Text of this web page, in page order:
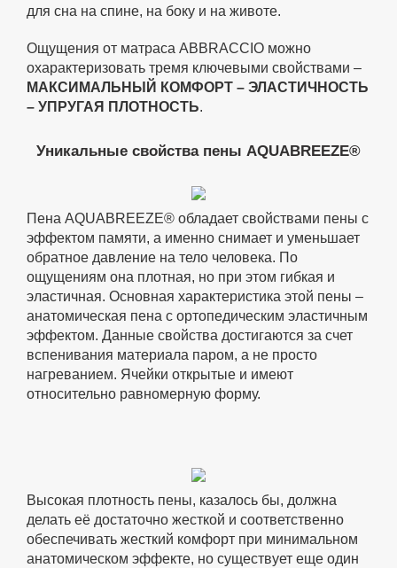
для сна на спине, на боку и на животе.
Ощущения от матраса ABBRACCIO можно
охарактеризовать тремя ключевыми свойствами –
МАКСИМАЛЬНЫЙ КОМФОРТ – ЭЛАСТИЧНОСТЬ
– УПРУГАЯ ПЛОТНОСТЬ.
Уникальные свойства пены AQUABREEZE®
Пена AQUABREEZE® обладает свойствами пены с
эффектом памяти, а именно снимает и уменьшает
обратное давление на тело человека. По
ощущениям она плотная, но при этом гибкая и
эластичная. Основная характеристика этой пены –
анатомическая пена с ортопедическим эластичным
эффектом. Данные свойства достигаются за счет
вспенивания материала паром, а не просто
нагреванием. Ячейки открытые и имеют
относительно равномерную форму.
Высокая плотность пены, казалось бы, должна
делать её достаточно жесткой и соответственно
обеспечивать жесткий комфорт при минимальном
анатомическом эффекте, но существует еще один